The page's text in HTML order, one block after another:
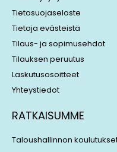
n
Tietosuojaseloste
Tietoja evästeistä
Tilaus- ja sopimusehdot
Tilauksen peruutus
Laskutusosoitteet
Yhteystiedot
RATKAISUMME
Taloushallinnon